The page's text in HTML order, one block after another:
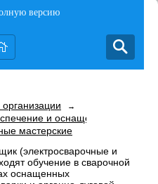
версию
→
и оснащенность
мастерские
(электросварочные и
обучение в сварочной
оснащенных